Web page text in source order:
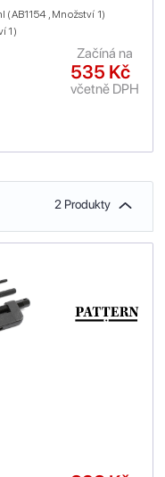
(AB1154 , Množství 1)
1)
535 Kč
včetně DPH
Začíná na
2 Produkty